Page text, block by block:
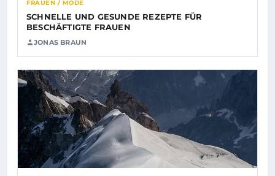
FRAUEN / MODE
SCHNELLE UND GESUNDE REZEPTE FÜR
BESCHÄFTIGTE FRAUEN
JONAS BRAUN